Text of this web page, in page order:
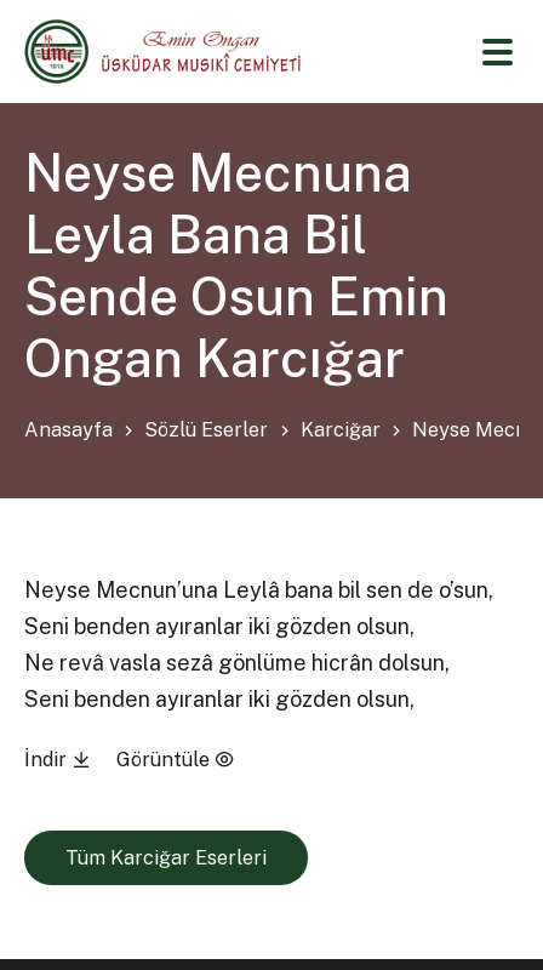
Neyse Mecnuna
Leyla Bana Bil
Sende Osun Emin
Ongan Karcığar
Anasayfa Sözlü Eserler Karciğar Neyse
Neyse Mecnun’una Leylâ bana bil sen de o’sun,
Seni benden ayıranlar iki gözden olsun,
Ne revâ vasla sezâ gönlüme hicrân dolsun,
Seni benden ayıranlar iki gözden olsun,
İndir Görüntüle
Tüm Karciğar Eserleri